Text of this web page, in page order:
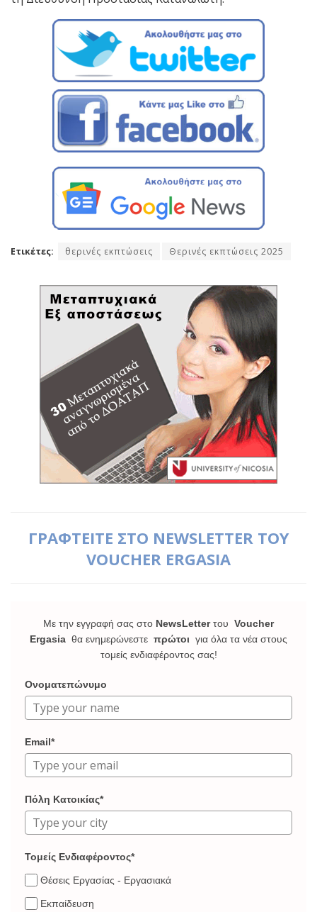
Ετικέτες: θερινές εκπτώσεις Θερινές εκπτώσεις 2025
ΓΡΑΦΤΕΙΤΕ ΣΤΟ NEWSLETTER ΤΟΥ
VOUCHER ERGASIA
Με την εγγραφή σας στο NewsLetterτου Voucher
Ergasia θα ενημερώνεστε πρώτοι για όλα τα νέα στους
τομείς ενδιαφέροντος σας!
Ονοματεπώνυμο
Email*
Πόλη Κατοικίας*
Τομείς Ενδιαφέροντος*
Θέσεις Εργασίας - Εργασιακά
Εκπαίδευση